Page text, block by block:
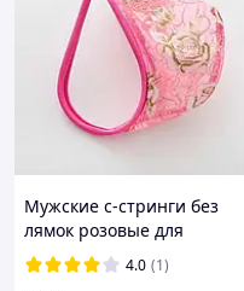
Мужские с-стринги без
лямок розовые для
мужчин эротическое белье
размер M/XL
4.0 (1)